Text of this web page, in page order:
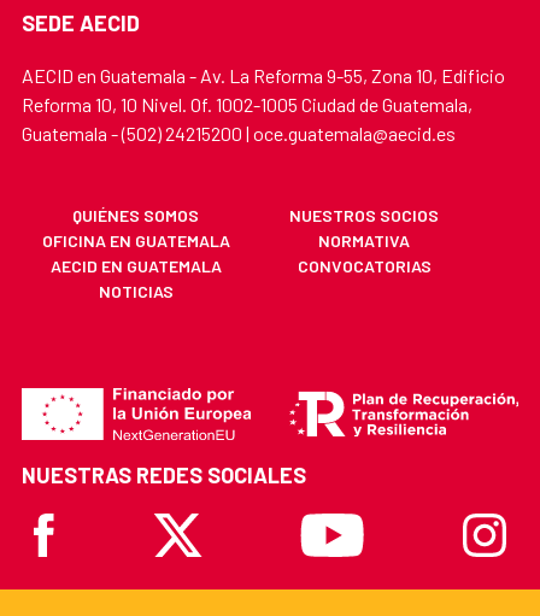
SEDE AECID
AECID en Guatemala - Av. La Reforma 9-55, Zona 10, Edificio
Reforma 10, 10 Nivel. Of. 1002-1005 Ciudad de Guatemala,
Guatemala - (502) 24215200 | oce.guatemala@aecid.es
QUIÉNES SOMOS
NUESTROS SOCIOS
OFICINA EN GUATEMALA
NORMATIVA
AECID EN GUATEMALA
CONVOCATORIAS
NOTICIAS
NUESTRAS REDES SOCIALES
Facebook
X Youtube